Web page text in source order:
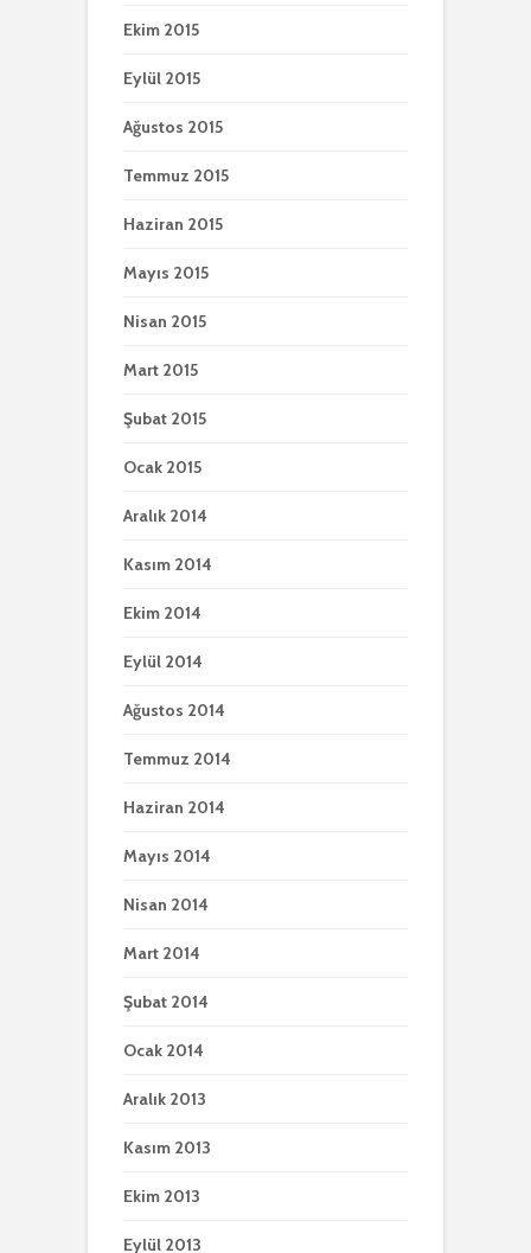
Ekim 2015
Eylül 2015
Ağustos 2015
Temmuz 2015
Haziran 2015
Mayıs 2015
Nisan 2015
Mart 2015
Şubat 2015
Ocak 2015
Aralık 2014
Kasım 2014
Ekim 2014
Eylül 2014
Ağustos 2014
Temmuz 2014
Haziran 2014
Mayıs 2014
Nisan 2014
Mart 2014
Şubat 2014
Ocak 2014
Aralık 2013
Kasım 2013
Ekim 2013
Eylül 2013